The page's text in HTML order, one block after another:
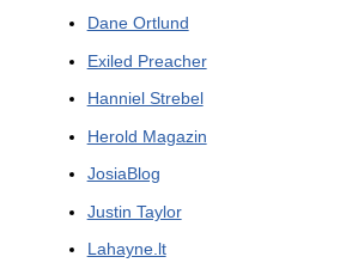
Dane Ortlund
Exiled Preacher
Hanniel Strebel
Herold Magazin
JosiaBlog
Justin Taylor
Lahayne.lt